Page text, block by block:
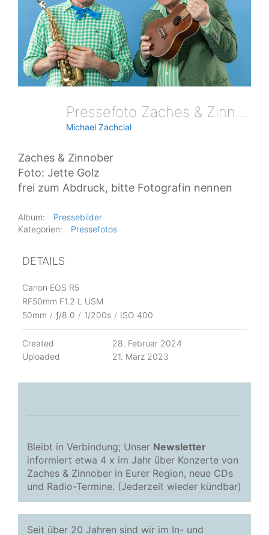
Pressefoto Zaches & Zinnober (1)
Michael Zachcial
Zaches & Zinnober
Foto: Jette Golz
frei zum Abdruck, bitte Fotografin nennen
Album:
Pressebilder
Kategorien:
Pressefotos
DETAILS
Canon EOS R5
RF50mm F1.2 L USM
50mm / ƒ/8.0 / 1/200s / ISO 400
Created
28. Februar 2024
Uploaded
21. März 2023
Bleibt in Verbindung; Unser Newsletter
informiert etwa 4 x im Jahr über Konzerte von
Zaches & Zinnober in Eurer Region, neue CDs
und Radio-Termine. (Jederzeit wieder kündbar)
Seit über 20 Jahren sind wir im In- und